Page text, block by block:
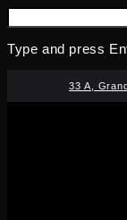
SEARCH
FOR:
Type and press
content
33 A,